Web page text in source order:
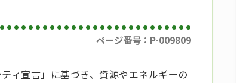
ページ番号：P-009809
ィ宣言」に基づき、資源やエネルギーの